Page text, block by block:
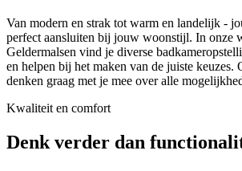
Van modern en strak tot warm en landelijk -
perfect aansluiten bij jouw woonstijl. In onze
Geldermalsen vind je diverse
en helpen bij het maken van de juiste keuzes.
denken graag met je mee over alle
Kwaliteit en comfort
Denk verder dan